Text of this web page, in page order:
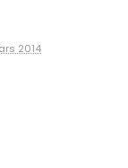
2014